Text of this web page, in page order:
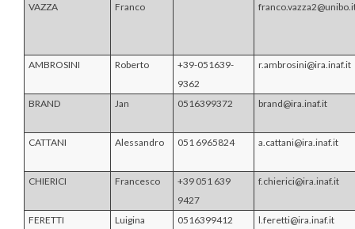
VAZZA Franco
AMBROSINI Roberto
+39-051639-
9362
r.ambrosini@ira.inaf.it
BRAND Jan 0516399372 brand@ira.inaf.it
CATTANI Alessandro 051 6965824 a.cattani@ira.inaf.it
CHIERICI Francesco
+39 051 639
9427
f.chierici@ira.inaf.it
FERETTI Luigina 0516399412 l.feretti@ira.inaf.it